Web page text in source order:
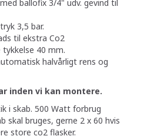
ballofix 3/4" udv. gevind til
3,5 bar.
til ekstra Co2
40 mm.
halvårligt rens og
inden vi kan montere.
i skab.​ 500 Watt forbrug
skal bruges, gerne 2 x 60 hvis
store co2 flasker.​